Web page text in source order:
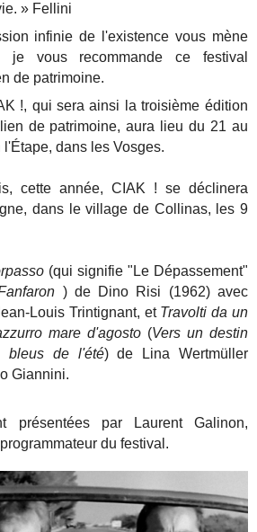
» Fellini
infinie de l'existence vous mène
je vous recommande ce festival
de patrimoine.
!, qui sera ainsi la troisième édition
de patrimoine, aura lieu du 21 au
dans les Vosges.
cette année, CIAK ! se déclinera
dans le village de Collinas, les 9
(qui signifie "Le Dépassement"
) de Dino Risi (1962) avec
Louis Trintignant, et Travolti da un
mare d'agosto(Vers un destin
bleus de l'été) de Lina Wertmüller
Giannini.
présentées par Laurent Galinon,
du festival.